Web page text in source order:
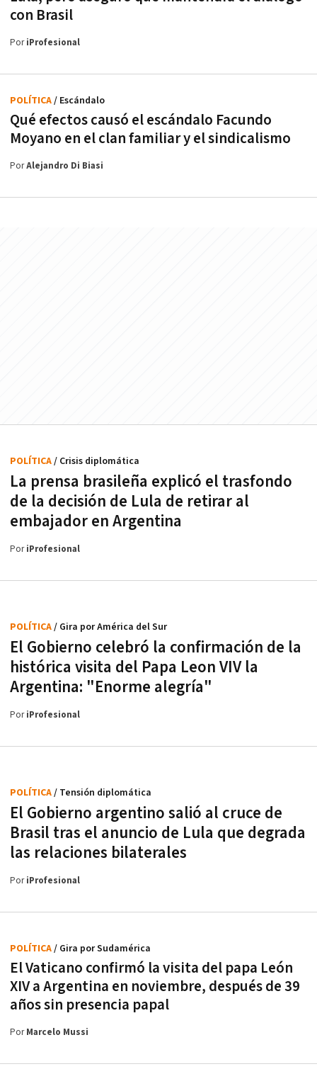
con Brasil
PoriProfesional
Qué efectos causó el escándalo Facundo
Moyano en el clan familiar y el sindicalismo
POLÍTICA/ Escándalo
PorAlejandro Di Biasi
La prensa brasileña explicó el trasfondo
de la decisión de Lula de retirar al
embajador en Argentina
POLÍTICA/ Crisis diplomática
PoriProfesional
El Gobierno celebró la confirmación de la
histórica visita del Papa Leon VIV la
Argentina: "Enorme alegría"
POLÍTICA/ Gira por América del Sur
PoriProfesional
El Gobierno argentino salió al cruce de
Brasil tras el anuncio de Lula que degrada
las relaciones bilaterales
POLÍTICA/ Tensión diplomática
PoriProfesional
El Vaticano confirmó la visita del papa León
XIV a Argentina en noviembre, después de 39
años sin presencia papal
POLÍTICA/ Gira por Sudamérica
PorMarcelo Mussi